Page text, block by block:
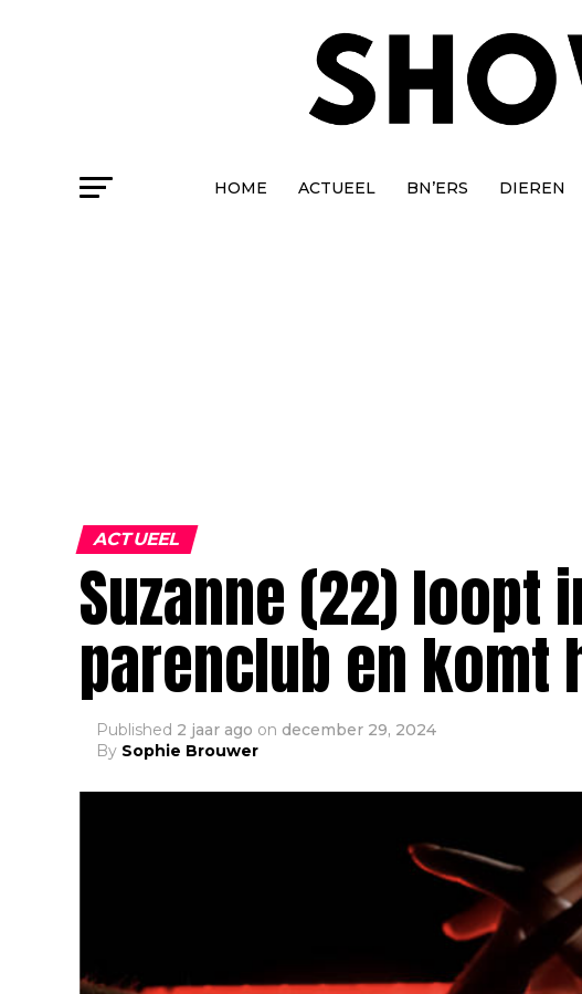
HOME ACTUEEL BN’ERS DIEREN
ACTUEEL
Suzanne (22) loopt
parenclub en komt
Published 2 jaar ago on december 29, 2024
By Sophie Brouwer